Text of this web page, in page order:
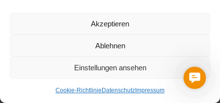
Akzeptieren
Ablehnen
Einstellungen ansehen
Cookie-Richtlinie Datenschutz Impressum